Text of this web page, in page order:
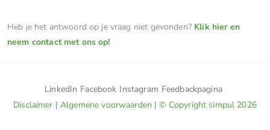
Heb je het antwoord op je vraag niet gevonden? Klik hier en
neem contact met ons op!
LinkedIn Facebook Instagram Feedbackpagina
Disclaimer |Algemene voorwaarden |© Copyright simpul 2026